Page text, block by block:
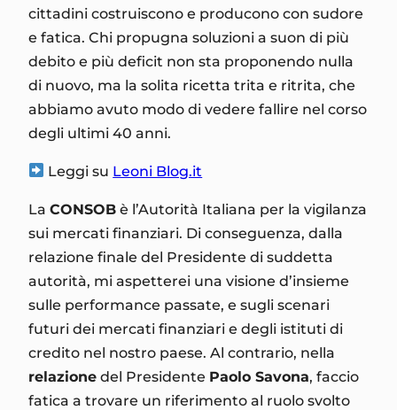
cittadini costruiscono e producono con sudore
e fatica. Chi propugna soluzioni a suon di più
debito e più deficit non sta proponendo nulla
di nuovo, ma la solita ricetta trita e ritrita, che
abbiamo avuto modo di vedere fallire nel corso
degli ultimi 40 anni.
Leggi su Leoni Blog.it
La CONSOB è l’Autorità Italiana per la vigilanza
sui mercati finanziari. Di conseguenza, dalla
relazione finale del Presidente di suddetta
autorità, mi aspetterei una visione d’insieme
sulle performance passate, e sugli scenari
futuri dei mercati finanziari e degli istituti di
credito nel nostro paese. Al contrario, nella
relazione del Presidente Paolo Savona, faccio
fatica a trovare un riferimento al ruolo svolto